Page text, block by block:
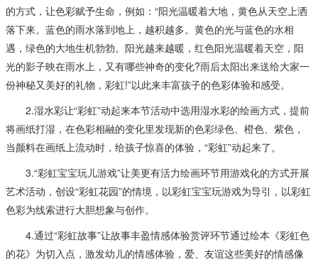
的方式，让色彩赋予生命，例如：“阳光温暖着大地，黄色从天空上洒
落下来。蓝色的雨水落到地上，越积越多。黄色的光与蓝色的水相
遇，绿色的大地生机勃勃。阳光越来越暖，红色阳光温暖着天空，阳
光的影子映在雨水上，又有哪些神奇的变化?雨后太阳出来送给大家一
份神秘又美好的礼物，彩虹!”以此来丰富孩子的色彩体验和感受。
2.湿水彩让“彩虹”动起来本节活动中选用湿水彩的绘画方式，提前
将画纸打湿，在色彩相融的变化里发现新的色彩绿色、橙色、紫色，
当颜料在画纸上流动时，给孩子惊喜的体验，“彩虹”动起来了。
3.“彩虹宝宝玩儿游戏”让美更有活力绘画环节用游戏化的方式开展
艺术活动，创设“彩虹花园”的情境，以彩虹宝宝玩游戏为导引，以彩虹
色彩为线索进行大胆想象与创作。
4.通过“彩虹故事”让故事丰盈情感体验赏评环节通过绘本《彩虹色
的花》为切入点，激发幼儿的情感体验，爱、友谊这些美好的情感像